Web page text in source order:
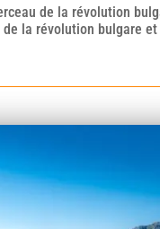
de la révolution
de la révolution bulgare et